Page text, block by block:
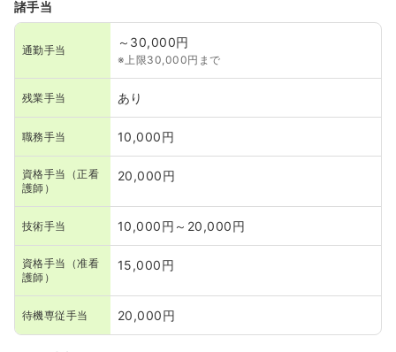
諸手当
通勤手当
～30,000円
※上限30,000円まで
残業手当 あり
職務手当 10,000円
資格手当（正看
護師）
20,000円
技術手当 10,000円～20,000円
資格手当（准看
護師）
15,000円
待機専従手当 20,000円